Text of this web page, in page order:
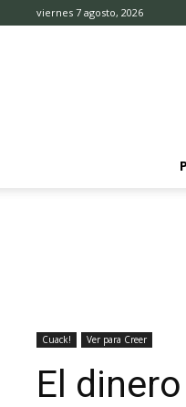
viernes 7 agosto, 2026
Cuack! Ver para Creer
El